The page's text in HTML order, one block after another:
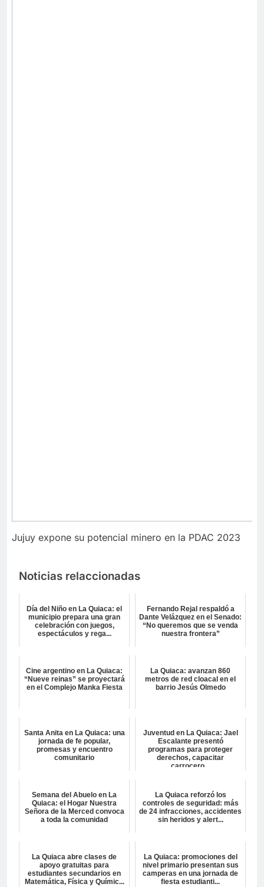
Jujuy expone su potencial minero en la PDAC 2023
Noticias relaccionadas
Día del Niño en La Quiaca: el
municipio prepara una gran
celebración con juegos,
espectáculos y rega...
Fernando Rejal respaldó a
Dante Velázquez en el Senado:
“No queremos que se venda
nuestra frontera”
Cine argentino en La Quiaca:
“Nueve reinas” se proyectará
en el Complejo Manka Fiesta
La Quiaca: avanzan 860
metros de red cloacal en el
barrio Jesús Olmedo
Santa Anita en La Quiaca: una
jornada de fe popular,
promesas y encuentro
comunitario
Juventud en La Quiaca: Jael
Escalante presentó
programas para proteger
derechos, capacitar
carrocero...
Semana del Abuelo en La
Quiaca: el Hogar Nuestra
Señora de la Merced convoca
a toda la comunidad
La Quiaca reforzó los
controles de seguridad: más
de 24 infracciones, accidentes
sin heridos y alert...
La Quiaca abre clases de
apoyo gratuitas para
estudiantes secundarios en
Matemática, Física y Químic...
La Quiaca: promociones del
nivel primario presentan sus
camperas en una jornada de
fiesta estudianti...